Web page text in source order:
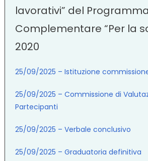
lavorativi” del
Complementare “Per la
2020
25/09/2025 – Istituzione
25/09/2025 – Commissione di
Partecipanti
25/09/2025 – Verbale conclusivo
25/09/2025 – Graduatoria definitiva